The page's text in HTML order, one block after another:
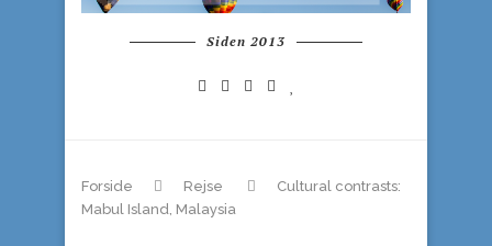
Siden 2013
Forside Rejse
Cultural contrasts:
Mabul Island, Malaysia